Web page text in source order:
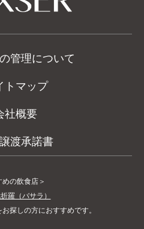
管理について
トマップ
社概要
渡承諾書
めの飲食店＞
羅（バサラ）
探しの方におすすめです。